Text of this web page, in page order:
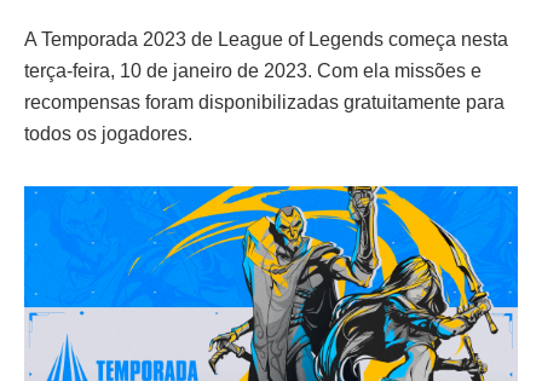
A Temporada 2023 de League of Legends começa nesta
terça-feira, 10 de janeiro de 2023. Com ela missões e
recompensas foram disponibilizadas gratuitamente para
todos os jogadores.